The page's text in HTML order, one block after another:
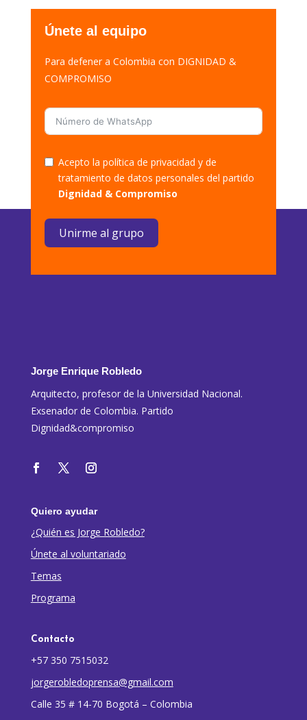
Únete al equipo
Para defener a Colombia con DIGNIDAD &
COMPROMISO
Acepto la política de privacidad y de
tratamiento de datos personales del partido
Dignidad & Compromiso
Unirme al grupo
Jorge Enrique Robledo
Arquitecto, profesor de la Universidad Nacional.
Exsenador de Colombia. Partido
Dignidad&compromiso
Quiero ayudar
¿Quién es Jorge Robledo?
Únete al voluntariado
Temas
Programa
Contacto
+57 350 7515032
jorgerobledoprensa@gmail.com
Calle 35 # 14-70 Bogotá – Colombia